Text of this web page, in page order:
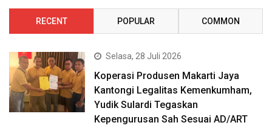
RECENT POPULAR COMMON
Selasa, 28 Juli 2026
Koperasi Produsen Makarti Jaya
Kantongi Legalitas Kemenkumham,
Yudik Sulardi Tegaskan
Kepengurusan Sah Sesuai AD/ART